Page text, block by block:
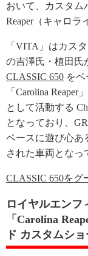
おいて、カスタム
Reaper（キャロラ
「VITA」はカス
の吉澤氏・植田氏
CLASSIC 650 を
「Carolina
として活動する
となっており、
ベースに遊び心あ
された車両となっ
CLASSIC 650をグ
ロイヤルエンフ
「Carolina
ド カスタムシ